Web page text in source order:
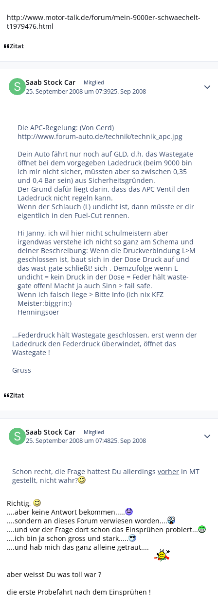
http://www.motor-talk.de/forum/mein-9000er-schwaechelt-
t1979476.html
Zitat
Saab Stock Car Mitglied
25. September 2008 um 07:3925. Sep 2008
Die APC-Regelung: (Von Gerd)
http://www.forum-auto.de/technik/technik_apc.jpg
Dein Auto fährt nur noch auf GLD, d.h. das Wastegate
öffnet bei dem vorgegeben Ladedruck (beim 9000 bin
ich mir nicht sicher, müssten aber so zwischen 0,35
und 0,4 Bar sein) aus Sicherheitsgründen.
Der Grund dafür liegt darin, dass das APC Ventil den
Ladedruck nicht regeln kann.
Wenn der Schlauch (L) undicht ist, dann müsste er dir
eigentlich in den Fuel-Cut rennen.
Hi Janny, ich wil hier nicht schulmeistern aber
irgendwas verstehe ich nicht so ganz am Schema und
deiner Beschreibung: Wenn die Druckverbindung L>M
geschlossen ist, baut sich in der Dose Druck auf und
das wast-gate schließt! sich . Demzufolge wenn L
undicht = kein Druck in der Dose = Feder hält waste-
gate offen! Macht ja auch Sinn > fail safe.
Wenn ich falsch liege > Bitte Info (ich nix KFZ
Meister:biggrin:)
Henningsoer
...Federdruck hält Wastegate geschlossen, erst wenn der
Ladedruck den Federdruck überwindet, öffnet das
Wastegate !
Gruss
Zitat
Saab Stock Car Mitglied
25. September 2008 um 07:4825. Sep 2008
Schon recht, die Frage hattest Du allerdingsvorher in MT
gestellt, nicht wahr?
Richtig,
....aber keine Antwort bekommen.....
....sondern an dieses Forum verwiesen worden....
....und vor der Frage dort schon das Einsprühen probiert...
....ich bin ja schon gross und stark.....
....und hab mich das ganz alleine getraut....
aber weisst Du was toll war ?
die erste Probefahrt nach dem Einsprühen !